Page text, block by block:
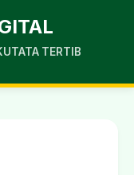
TATA TERTIB